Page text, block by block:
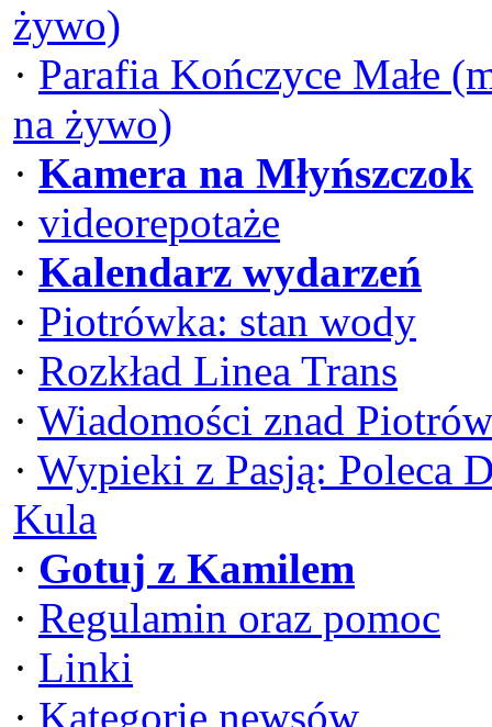
żywo)
· Parafia Kończyce Małe
na żywo)
· Kamera na Młyńszczok
· videorepotaże
· Kalendarz wydarzeń
· Piotrówka: stan wody
· Rozkład Linea Trans
· Wiadomości znad
· Wypieki z Pasją: Poleca
Kula
· Gotuj z Kamilem
· Regulamin oraz pomoc
· Linki
· Kategorie newsów